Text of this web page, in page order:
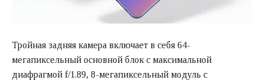
Тройная задняя камера включает в себя 64-
мегапиксельный основной блок с максимальной
диафрагмой f/1.89, 8-мегапиксельный модуль с